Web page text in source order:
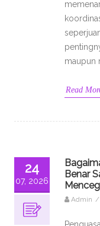
maupun
Read
24
07, 2026
Benar
Admin /